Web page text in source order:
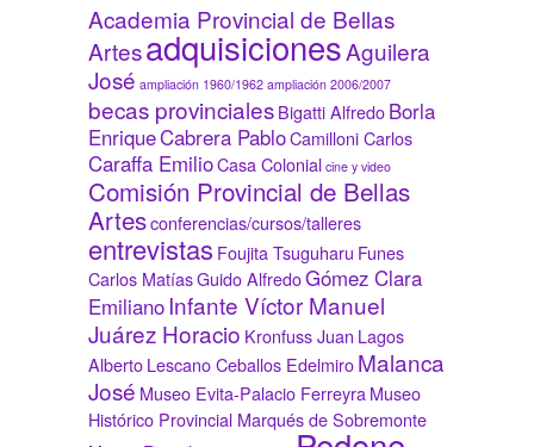
Academia Provincial de Bellas
ArtesadquisicionesAguilera
José ampliación 1960/1962 ampliación 2006/2007
becas provincialesBigatti AlfredoBorla
EnriqueCabrera PabloCamilloni Carlos
Caraffa EmilioCasa Colonial cine y video
Comisión Provincial de Bellas
Artesconferencias/cursos/talleres
entrevistas Foujita Tsuguharu Funes
Carlos MatíasGuido AlfredoGómez Clara
EmilianoInfante Víctor Manuel
Juárez Horacio Kronfuss Juan Lagos
AlbertoLescano Ceballos EdelmiroMalanca
José Museo Evita-Palacio FerreyraMuseo
Histórico Provincial Marqués de Sobremonte